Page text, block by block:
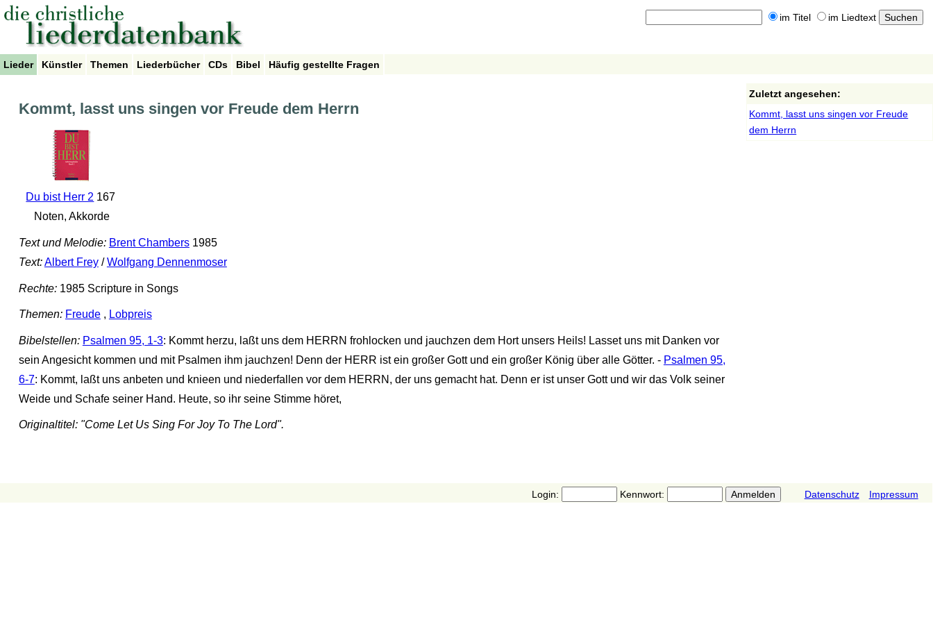
im Titel im Liedtext
Lieder Künstler Themen Liederbücher CDs Bibel Häufig gestellte Fragen
Kommt, lasst uns singen vor Freude dem Herrn
Du bist Herr 2 167
Noten, Akkorde
Text und Melodie: Brent Chambers1985
Text:Albert Frey/Wolfgang Dennenmoser
Rechte:1985 Scripture in Songs
Themen: Freude, Lobpreis
Bibelstellen: Psalmen 95, 1-3: Kommt herzu, laßt uns dem HERRN frohlocken und jauchzen dem Hort unsers Heils! Lasset uns mit Danken vor
sein Angesicht kommen und mit Psalmen ihm jauchzen! Denn der HERR ist ein großer Gott und ein großer König über alle Götter. - Psalmen 95,
6-7: Kommt, laßt uns anbeten und knieen und niederfallen vor dem HERRN, der uns gemacht hat. Denn er ist unser Gott und wir das Volk seiner
Weide und Schafe seiner Hand. Heute, so ihr seine Stimme höret,
Originaltitel: "Come Let Us Sing For Joy To The Lord".
Zuletzt angesehen:
Kommt, lasst uns singen vor Freude
dem Herrn
Login: Kennwort: Datenschutz Impressum